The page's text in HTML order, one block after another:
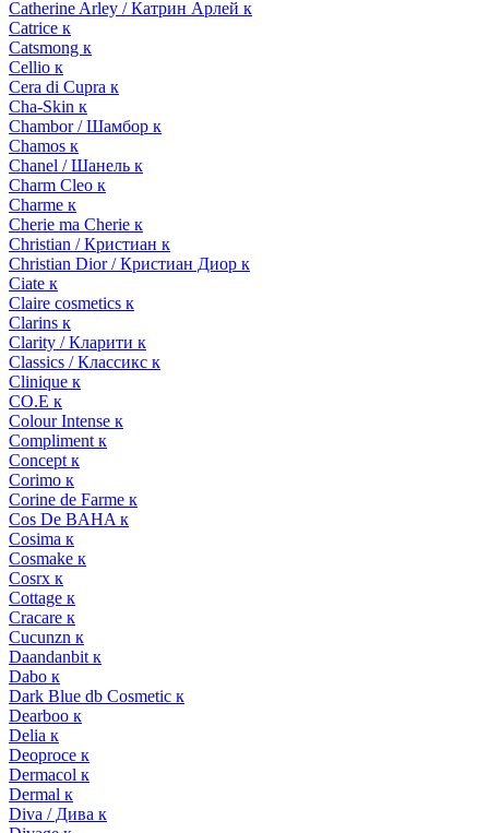
Catherine Arley / Катрин Арлей к
Catrice к
Catsmong к
Cellio к
Cera di Cupra к
Cha-Skin к
Chambor / Шамбор к
Chamos к
Chanel / Шанель к
Charm Cleo к
Charme к
Cherie ma Cherie к
Christian / Кристиан к
Christian Dior / Кристиан Диор к
Ciate к
Claire cosmetics к
Clarins к
Clarity / Кларити к
Classics / Классикс к
Clinique к
CO.E к
Colour Intense к
Compliment к
Concept к
Corimo к
Corine de Farme к
Cos De BAHA к
Cosima к
Cosmake к
Cosrx к
Cottage к
Cracare к
Cucunzn к
Daandanbit к
Dabo к
Dark Blue db Cosmetic к
Dearboo к
Delia к
Deoproce к
Dermacol к
Dermal к
Diva / Дива к